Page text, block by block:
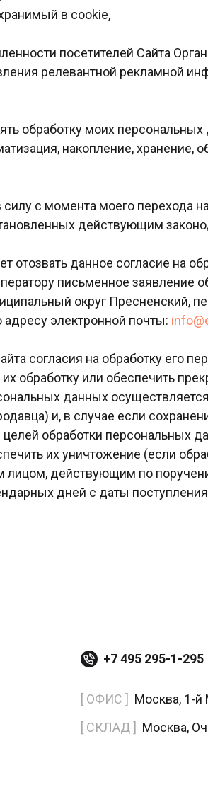
в cookie,
посетителей Сайта
релевантной рекламной
обработку моих
накопление, хранение,
с момента моего перехода
действующим
отозвать данное согласие на
письменное заявление
округ Пресненский,
электронной почты:
согласия на обработку его
обработку или обеспечить
данных
и, в случае если
обработки персональных
их уничтожение (если
лицом, действующим по
дней с даты
+7 495 295-1-295
Москва,
[ СКЛАД ]
Москва, 1-й
[ ОФИС ]